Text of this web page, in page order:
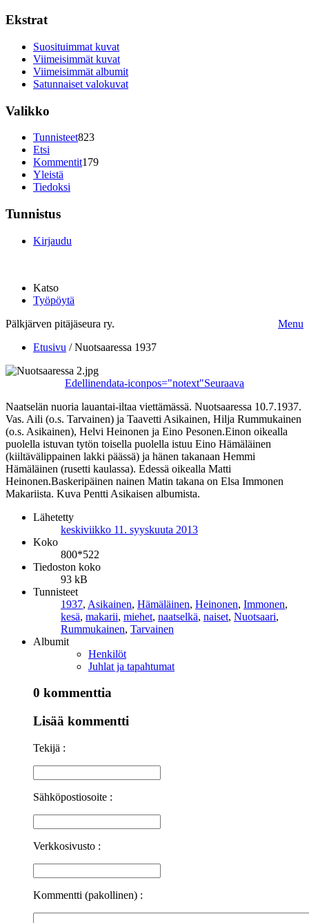
Ekstrat
Suosituimmat kuvat
Viimeisimmät kuvat
Viimeisimmät albumit
Satunnaiset valokuvat
Valikko
Tunnisteet823
Etsi
Kommentit179
Yleistä
Tiedoksi
Tunnistus
Kirjaudu
Katso
Työpöytä
Pälkjärven pitäjäseura ry.
Menu
Etusivu /Nuotsaaressa 1937
Edellinendata-iconpos="notext"Seuraava
Naatselän nuoria lauantai-iltaa viettämässä. Nuotsaaressa 10.7.1937.
Vas. Aili (o.s. Tarvainen) ja Taavetti Asikainen, Hilja Rummukainen
(o.s. Asikainen), Helvi Heinonen ja Eino Pesonen.Einon oikealla
puolella istuvan tytön toisella puolella istuu Eino Hämäläinen
(kiiltävälippainen lakki päässä) ja hänen takanaan Hemmi
Hämäläinen (rusetti kaulassa). Edessä oikealla Matti
Heinonen.Baskeripäinen nainen Matin takana on Elsa Immonen
Makariista. Kuva Pentti Asikaisen albumista.
Lähetetty
keskiviikko 11. syyskuuta 2013
Koko
800*522
Tiedoston koko
93 kB
Tunnisteet
1937, Asikainen, Hämäläinen, Heinonen, Immonen,
kesä, makarii, miehet, naatselkä, naiset, Nuotsaari,
Rummukainen, Tarvainen
Albumit
Henkilöt
Juhlat ja tapahtumat
0 kommenttia
Lisää kommentti
Tekijä :
Sähköpostiosoite :
Verkkosivusto :
Kommentti (pakollinen) :